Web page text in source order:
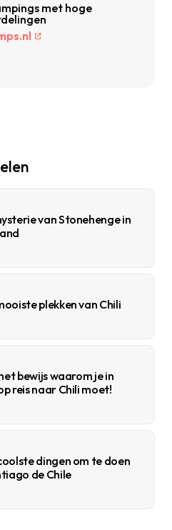
met hoge
van Stonehenge in
plekken van Chili
bewijs waarom je in
reis naar Chili moet!
dingen om te doen
de Chile